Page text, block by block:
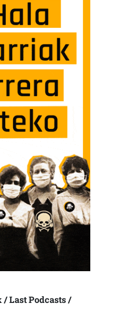
SARRERAN
Last Podcasts /